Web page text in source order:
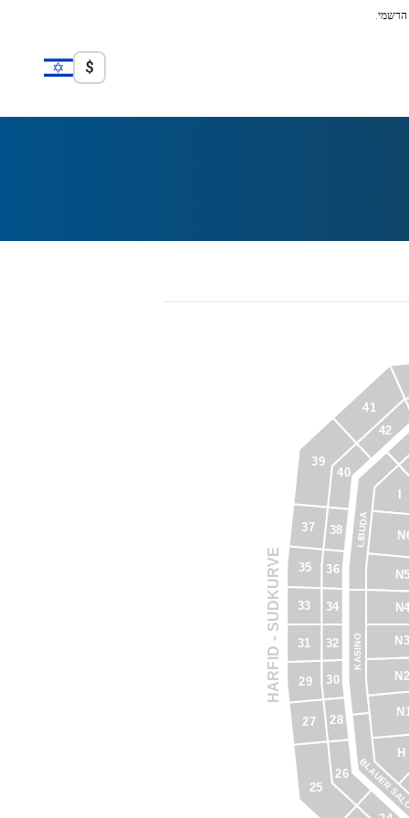
הרשמי.
$
H
N1
N2
N3
N4
N5
25
26
27 28
29 30
31 32
33 34
35 36
37 38
39
40
41
42
BLAUER
KASINO
LIBUDA
HARFID - SUDKURVE